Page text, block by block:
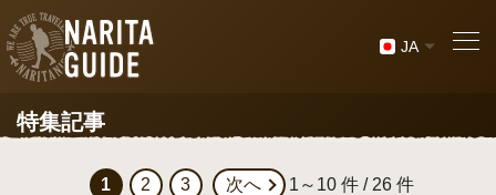
JA
特集記事
1 2 3 次へ 1～10 件 / 26 件